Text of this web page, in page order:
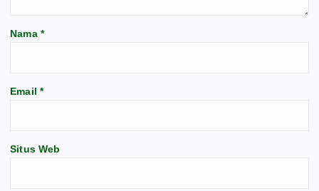
Nama *
Email *
Situs Web